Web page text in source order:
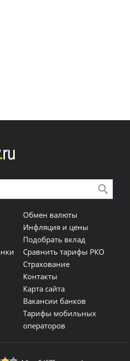
Обмен валюты
Инфляция и цены
Подобрать вклад
Сравнить тарифы РКО
Страхование
Контакты
Карта сайта
Вакансии банков
Тарифы мобильных
операторов